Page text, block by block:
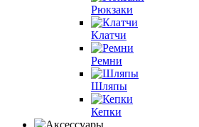
Рюкзаки
Клатчи
Ремни
Шляпы
Кепки